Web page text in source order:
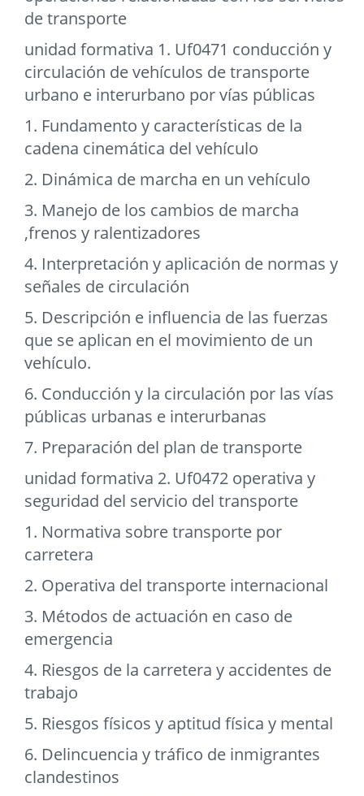
de transporte
unidad formativa 1. Uf0471 conducción y
circulación de vehículos de transporte
urbano e interurbano por vías públicas
1. Fundamento y características de la
cadena cinemática del vehículo
2. Dinámica de marcha en un vehículo
3. Manejo de los cambios de marcha
,frenos y ralentizadores
4. Interpretación y aplicación de normas y
señales de circulación
5. Descripción e influencia de las fuerzas
que se aplican en el movimiento de un
vehículo.
6. Conducción y la circulación por las vías
públicas urbanas e interurbanas
7. Preparación del plan de transporte
unidad formativa 2. Uf0472 operativa y
seguridad del servicio del transporte
1. Normativa sobre transporte por
carretera
2. Operativa del transporte internacional
3. Métodos de actuación en caso de
emergencia
4. Riesgos de la carretera y accidentes de
trabajo
5. Riesgos físicos y aptitud física y mental
6. Delincuencia y tráfico de inmigrantes
clandestinos